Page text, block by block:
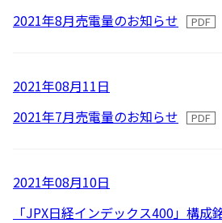
2021年8月売電量のお知らせ
2021年08月11日
2021年7月売電量のお知らせ
2021年08月10日
「JPX日経インデックス400」構成